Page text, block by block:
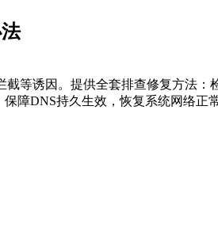
等诱因。提供全套排查修复方法：
障DNS持久生效，恢复系统网络正